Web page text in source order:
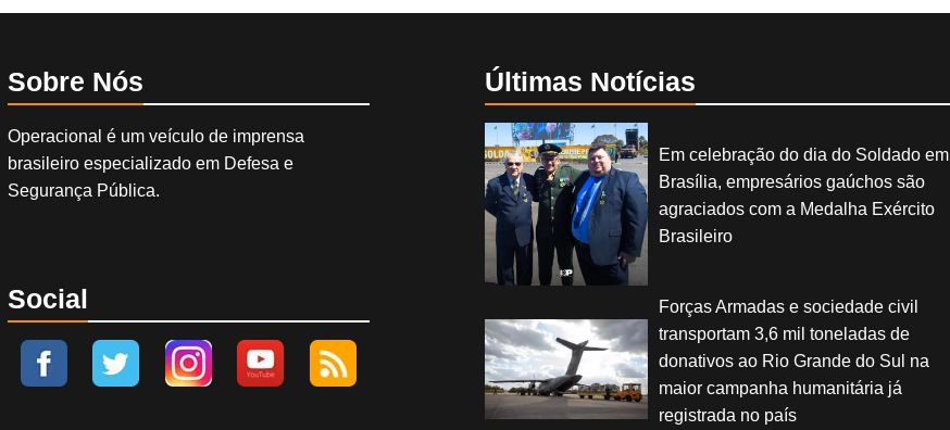
Sobre Nós
Operacional é um veículo de imprensa
brasileiro especializado em Defesa e
Segurança Pública.
Social
Últimas Notícias
Em celebração do dia do Soldado em
Brasília, empresários gaúchos são
agraciados com a Medalha Exército
Brasileiro
Forças Armadas e sociedade civil
transportam 3,6 mil toneladas de
donativos ao Rio Grande do Sul na
maior campanha humanitária já
registrada no país